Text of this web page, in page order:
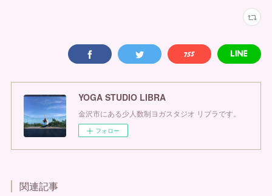
YOGA STUDIO LIBRA
金沢市にある少人数制ヨガスタジオ リブラです。
フォロー
関連記事